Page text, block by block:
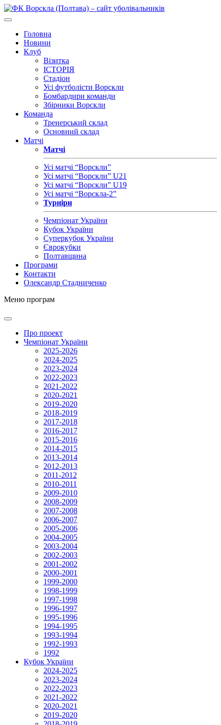
Головна
Новини
Клуб
Візитка
ІСТОРІЯ
Стадіон
Усі футболісти Ворскли
Бомбардири команди
Збірники Ворскли
Команда
Тренерський склад
Основний склад
Матчі
Матчі
Усі матчі “Ворскли”
Усі матчі “Ворскли” U21
Усі матчі “Ворскли” U19
Усі матчі “Ворскла-2”
Турніри
Чемпіонат України
Кубок України
Суперкубок України
Єврокубки
Полтавщина
Програми
Контакти
Олександр Стадниченко
Меню програм
Про проект
Чемпіонат України
2025-2026
2024-2025
2023-2024
2022-2023
2021-2022
2020-2021
2019-2020
2018-2019
2017-2018
2016-2017
2015-2016
2014-2015
2013-2014
2012-2013
2011-2012
2010-2011
2009-2010
2008-2009
2007-2008
2006-2007
2005-2006
2004-2005
2003-2004
2002-2003
2001-2002
2000-2001
1999-2000
1998-1999
1997-1998
1996-1997
1995-1996
1994-1995
1993-1994
1992-1993
1992
Кубок України
2024-2025
2023-2024
2022-2023
2021-2022
2020-2021
2019-2020